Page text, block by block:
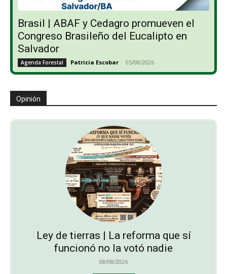
Brasil | ABAF y Cedagro promueven el
Congreso Brasileño del Eucalipto en
Salvador
Agenda Forestal Patricia Escobar - 05/08/2026
Opinión
Ley de tierras | La reforma que sí
funcionó no la votó nadie
08/08/2026